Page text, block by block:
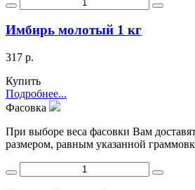
Имбирь молотый 1 кг
317 р.
Купить
Подробнее...
Фасовка
При выборе веса фасовки Вам
размером, равным указанной